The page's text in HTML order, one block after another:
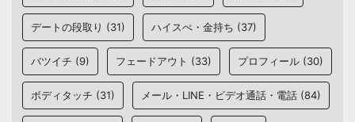
デートの段取り (31) ハイスぺ・金持ち (37)
バツイチ (9) フェードアウト (33) プロフィール (30)
ボディタッチ (31) メール・LINE・ビデオ通話・電話 (84)